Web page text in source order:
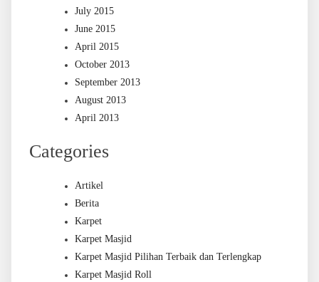
July 2015
June 2015
April 2015
October 2013
September 2013
August 2013
April 2013
Categories
Artikel
Berita
Karpet
Karpet Masjid
Karpet Masjid Pilihan Terbaik dan Terlengkap
Karpet Masjid Roll